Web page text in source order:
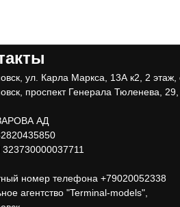
ул. Карла Маркса, 13А к2, 2
проспект Генерала Тюленева, 29,
АД
номер телефона +79020052338
агентство "Terminal-models",